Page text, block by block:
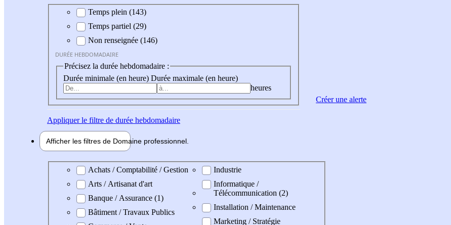
Durée hebdomadaire
Temps plein (143)
Temps partiel (29)
Non renseignée (146)
DURÉE HEBDOMADAIRE
Précisez la durée hebdomadaire :
Durée minimale (en heure) Durée maximale (en heure)
heures
Appliquerle filtre de durée hebdomadaire
Afficher les filtres de Domaine professionnel
Domaine professionel
Achats / Comptabilité / Gestion
Arts / Artisanat d'art
Banque / Assurance (1)
Bâtiment / Travaux Publics
Industrie
Informatique /
Télécommunication (2)
Installation / Maintenance
Marketing / Stratégie
Créer une alerte